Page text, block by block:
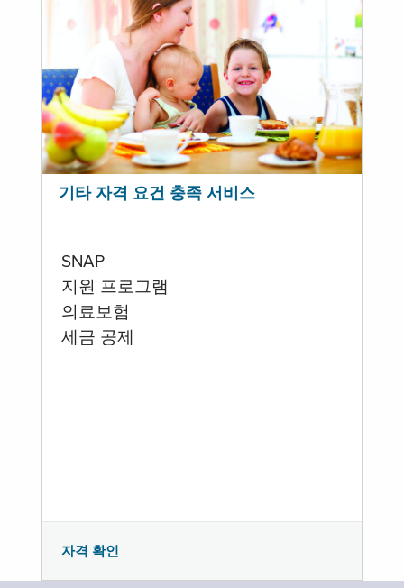
기타 자격 요건 충족 서비스
SNAP
지원 프로그램
의료보험
세금 공제
자격 확인